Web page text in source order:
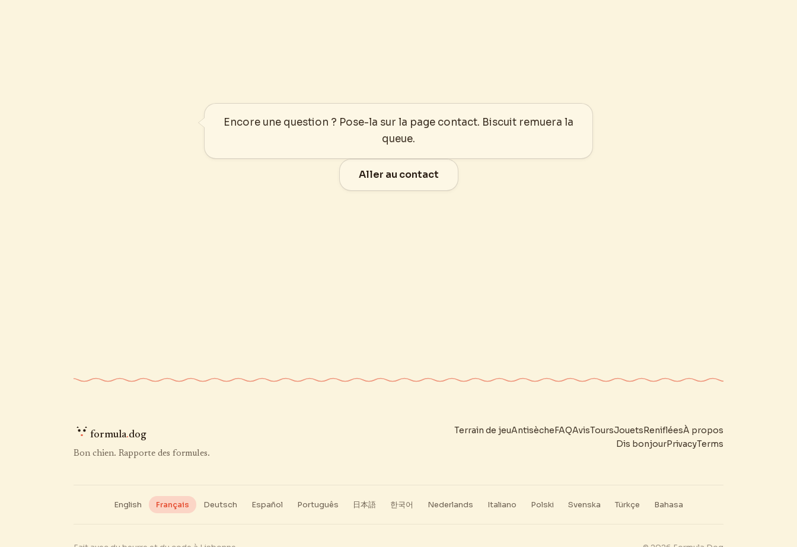
Encore une question ? Pose-la sur la page contact. Biscuit remuera la
queue.
Aller au contact
formula.dog
Bon chien. Rapporte des formules.
Terrain de jeuAntisècheFAQAvisToursJouetsRenifléesÀ propos
Dis bonjourPrivacyTerms
English Français Deutsch Español Português 日本語 한국어 Nederlands Italiano Polski Svenska Türkçe Bahasa